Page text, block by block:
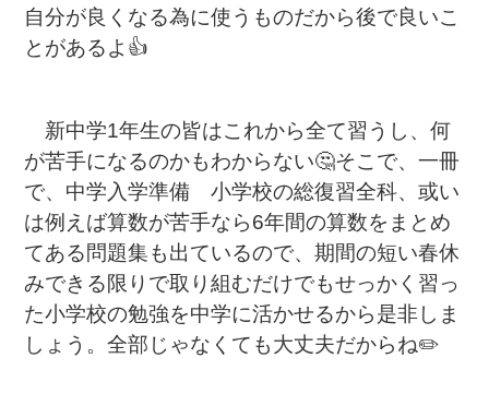
自分が良くなる為に使うものだから後で良いこ
とがあるよ👍
新中学1年生の皆はこれから全て習うし、何
が苦手になるのかもわからない🤔そこで、一冊
で、中学入学準備 小学校の総復習全科、或い
は例えば算数が苦手なら6年間の算数をまとめ
てある問題集も出ているので、期間の短い春休
みできる限りで取り組むだけでもせっかく習っ
た小学校の勉強を中学に活かせるから是非しま
しょう。全部じゃなくても大丈夫だからね✏️